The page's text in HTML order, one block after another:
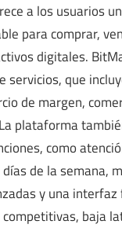
a los usuarios
para comprar,
digitales.
servicios, que
de margen,
plataforma
como
de la semana,
y una interfaz
baja